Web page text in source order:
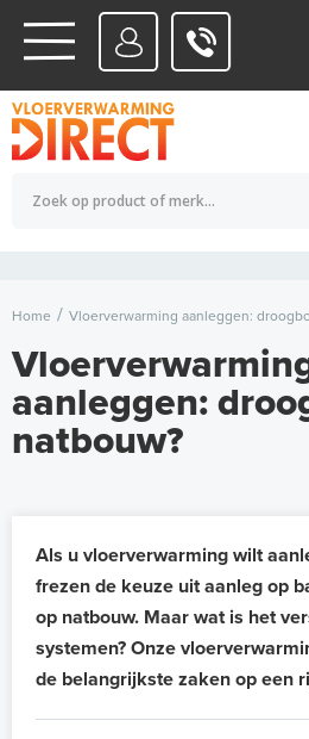
WATERSYSTEMEN
ELEKTRISCHE SYSTEMENTotaalbedrag (incl. BTW)
Home Vloerverwarming aanleggen:
aanleggen:
natbouw?
Als u vloerverwarming wilt
frezen de keuze uit aanleg op
op natbouw. Maar wat is het
systemen? Onze
de belangrijkste zaken op een